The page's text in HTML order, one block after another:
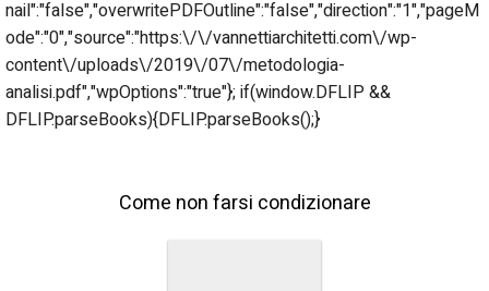
nail":"false","overwritePDFOutline":"false","direction":"1","pageM
ode":"0","source":"https:\/\/vannettiarchitetti.com\/wp-
content\/uploads\/2019\/07\/metodologia-
analisi.pdf","wpOptions":"true"}; if(window.DFLIP &&
DFLIP.parseBooks){DFLIP.parseBooks();}
Come non farsi condizionare